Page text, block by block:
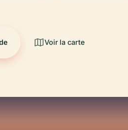
Voir la carte